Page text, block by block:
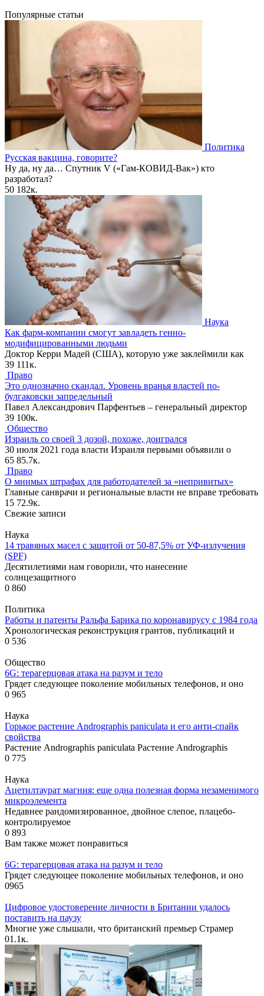
Популярные статьи
Политика
Русская вакцина, говорите?
Ну да, ну да… Спутник V («Гам-КОВИД-Вак») кто
разработал?
50 182к.
Наука
Как фарм-компании смогут завладеть генно-
модифицированными людьми
Доктор Керри Мадей (США), которую уже заклеймили как
39 111к.
Право
Это однозначно скандал. Уровень вранья властей по-
булгаковски запредельный
Павел Александрович Парфентьев – генеральный директор
39 100к.
Общество
Израиль со своей 3 дозой, похоже, доигрался
30 июля 2021 года власти Израиля первыми объявили о
65 85.7к.
Право
О мнимых штрафах для работодателей за «непривитых»
Главные санврачи и региональные власти не вправе требовать
15 72.9к.
Свежие записи
Наука
14 травяных масел с защитой от 50-87,5% от УФ-излучения
(SPF)
Десятилетиями нам говорили, что нанесение
солнцезащитного
0 860
Политика
Работы и патенты Ральфа Барика по коронавирусу с 1984 года
Хронологическая реконструкция грантов, публикаций и
0 536
Общество
6G: терагерцовая атака на разум и тело
Грядет следующее поколение мобильных телефонов, и оно
0 965
Наука
Горькое растение Andrographis paniculata и его анти-спайк
свойства
Растение Andrographis paniculata Растение Andrographis
0 775
Наука
Ацетилтаурат магния: еще одна полезная форма незаменимого
микроэлемента
Недавнее рандомизированное, двойное слепое, плацебо-
контролируемое
0 893
Вам также может понравиться
6G: терагерцовая атака на разум и тело
Грядет следующее поколение мобильных телефонов, и оно
0965
Цифровое удостоверение личности в Британии удалось
поставить на паузу
Многие уже слышали, что британский премьер Страмер
01.1к.